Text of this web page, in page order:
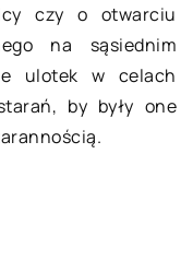
czy o otwarciu
na sąsiednim
ulotek w celach
by były one